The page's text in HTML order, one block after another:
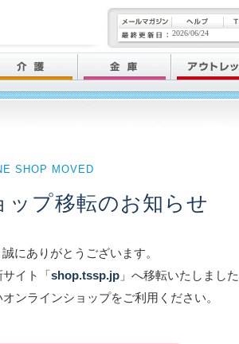
SHOP MOVED
ップ移転のお知らせ
にありがとうございます。
イト「shop.tssp.jp」へ移転いたしました
ンラインショップをご利用ください。
2026/06/24